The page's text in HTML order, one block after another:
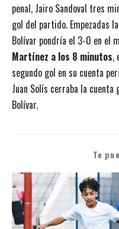
penal, Jairo Sandoval tres
gol del partido. Empezadas
Bolívar pondría el 3-0 en el
Martínez a los 8 minutos,
segundo gol en su cuenta
Juan Solís cerraba la
Bolívar.
Te